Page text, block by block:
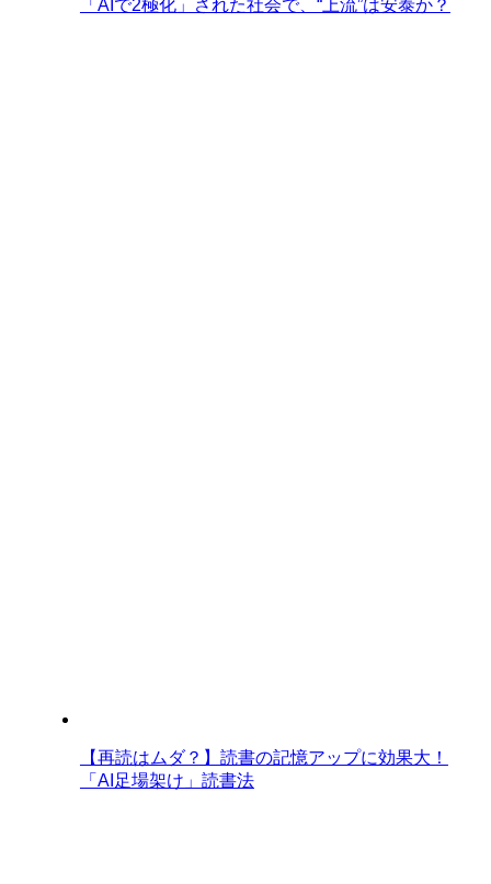
「AIで2極化」された社会で、“上流”は安泰か？
【再読はムダ？】読書の記憶アップに効果大！
「AI足場架け」読書法